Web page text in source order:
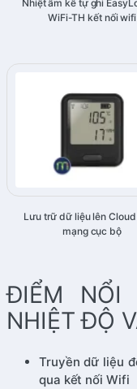
Nhiệt ẩm kế tự ghi
WiFi-TH kết nối wifi
Lưu trữ dữ liệu lên
mạng cục bộ
ĐIỂM NỔI
NHIỆT ĐỘ
Truyền dữ liệu
qua kết nối Wifi